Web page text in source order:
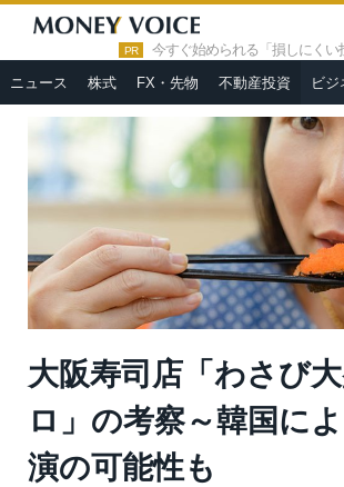
PR 今すぐ始められる「損しにくい
ニュース 株式 FX・先物 不動産投資 ビジ
HOME » ビジネス・ライフ
大阪寿司店「
の考察～韓国による自作自演の可能性も
大阪寿司店「わさび
ロ」の考察～韓国に
演の可能性も